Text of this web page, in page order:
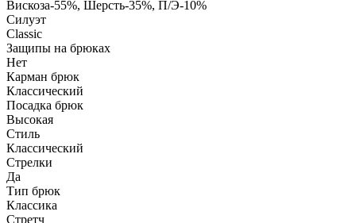
Вискоза-55%, Шерсть-35%, П/Э-10%
Силуэт
Classic
Защипы на брюках
Нет
Карман брюк
Классический
Посадка брюк
Высокая
Стиль
Классический
Стрелки
Да
Тип брюк
Классика
Стретч